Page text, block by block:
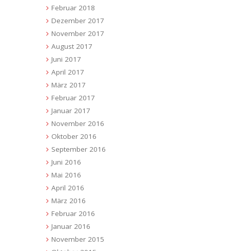
Februar 2018
Dezember 2017
November 2017
August 2017
Juni 2017
April 2017
März 2017
Februar 2017
Januar 2017
November 2016
Oktober 2016
September 2016
Juni 2016
Mai 2016
April 2016
März 2016
Februar 2016
Januar 2016
November 2015